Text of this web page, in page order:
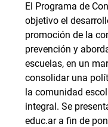
El Programa de
objetivo el
promoción de la
prevención y
escuelas, en un
consolidar una
la comunidad
integral. Se
educ.ar a fin de